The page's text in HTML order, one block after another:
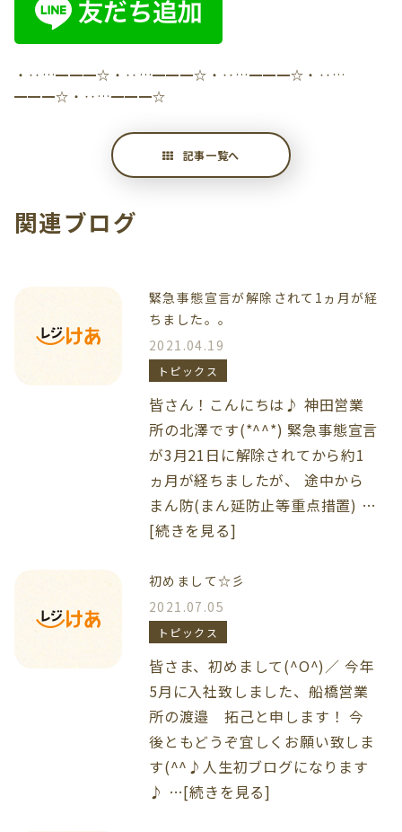
・‥…━━━☆・‥…━━━☆・‥…━━━☆・‥…
━━━☆・‥…━━━☆
記事一覧へ
関連ブログ
緊急事態宣言が解除されて1ヵ月が経
ちました。。
2021.04.19
トピックス
皆さん！こんにちは♪ 神田営業
所の北澤です(*^^*) 緊急事態宣言
が3月21日に解除されてから約1
ヵ月が経ちましたが、 途中から
まん防(まん延防止等重点措置) …
[続きを見る]
初めまして☆彡
2021.07.05
トピックス
皆さま、初めまして(^O^)／ 今年
5月に入社致しました、船橋営業
所の渡邉 拓己と申します！ 今
後ともどうぞ宜しくお願い致しま
す(^^♪人生初ブログになります
♪ …[続きを見る]